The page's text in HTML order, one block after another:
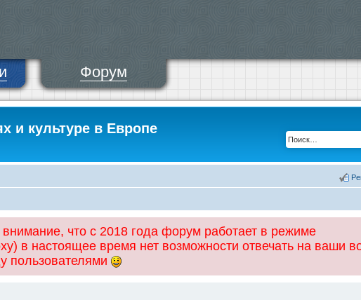
Форум
и культуре в Европе
что с 2018 года форум работает в режиме
в настоящее время нет возможности отвечать на ваши
пользователями